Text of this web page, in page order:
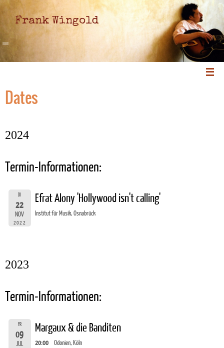
Frank Wingold
Dates
2024
Termin-Informationen:
DI
22
NOV
2022
Efrat Alony 'Hollywood isn't calling'
Institut für Musik, Osnabrück
2023
Termin-Informationen:
FR
09
JUL
Margaux & die Banditen
20:00 Odonien, Köln